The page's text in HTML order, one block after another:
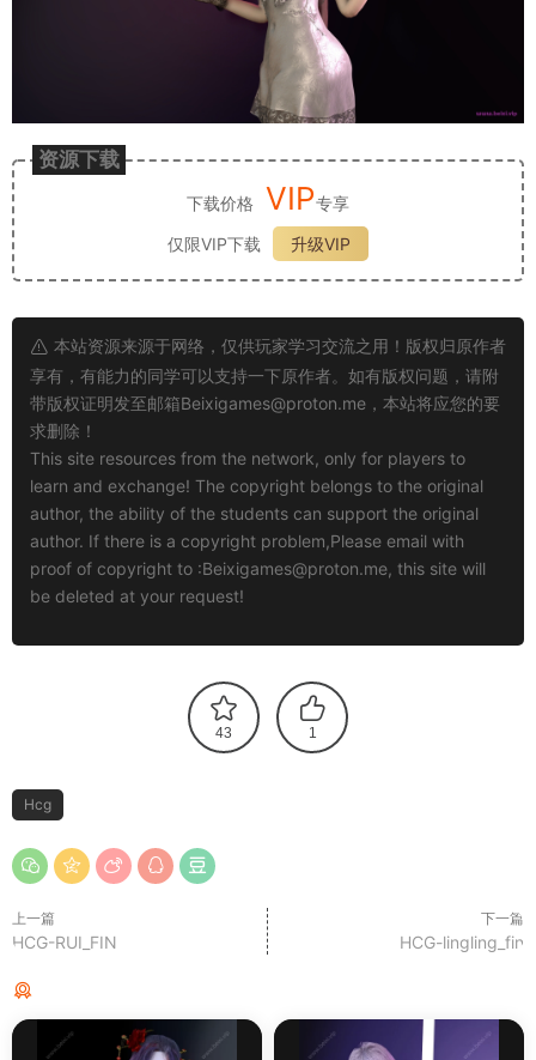
资源下载
下载价格 VIP专享
仅限VIP下载
升级VIP
本站资源来源于网络，仅供玩家学习交流之用！版权归原作者
享有，有能力的同学可以支持一下原作者。如有版权问题，请附
带版权证明发至邮箱Beixigames@proton.me ，本站将应您的要
求删除！
This site resources from the network, only for players to
learn and exchange! The copyright belongs to the original
author, the ability of the students can support the original
author. If there is a copyright problem,Please email with
proof of copyright to :Beixigames@proton.me, this site will
be deleted at your request!
43 1
Hcg
上一篇
HCG-RUI_FIN
下一篇
HCG-lingling_fin